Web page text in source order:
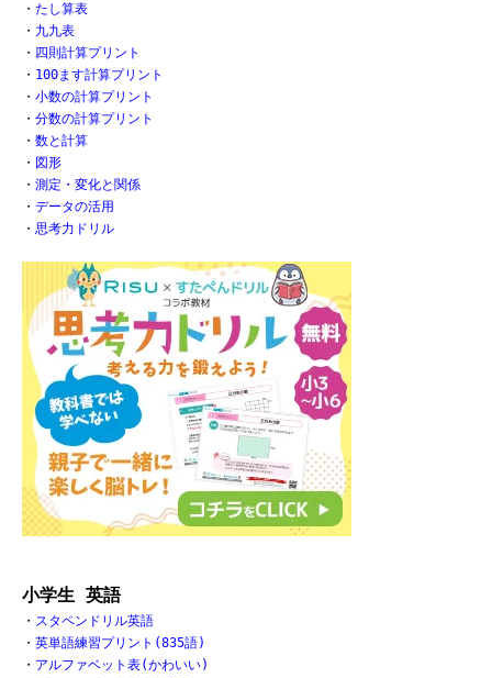
・ たし算表
・ 九九表
・ 四則計算プリント
・ 100ます計算プリント
・ 小数の計算プリント
・ 分数の計算プリント
・ 数と計算
・ 図形
・ 測定・変化と関係
・ データの活用
・ 思考力ドリル
小学生 英語
・ スタペンドリル英語
・ 英単語練習プリント(835語)
・ アルファベット表(かわいい)